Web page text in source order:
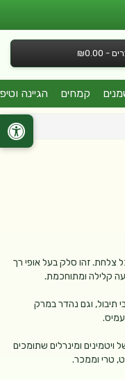
קמחים הגיינה
צלחת. זהו סלק בעל אופי רך
קלילה ומתוחכמת.
תיבול, וגם נהדר במרק
ומינרלים שתומכים
טרי וממכר.